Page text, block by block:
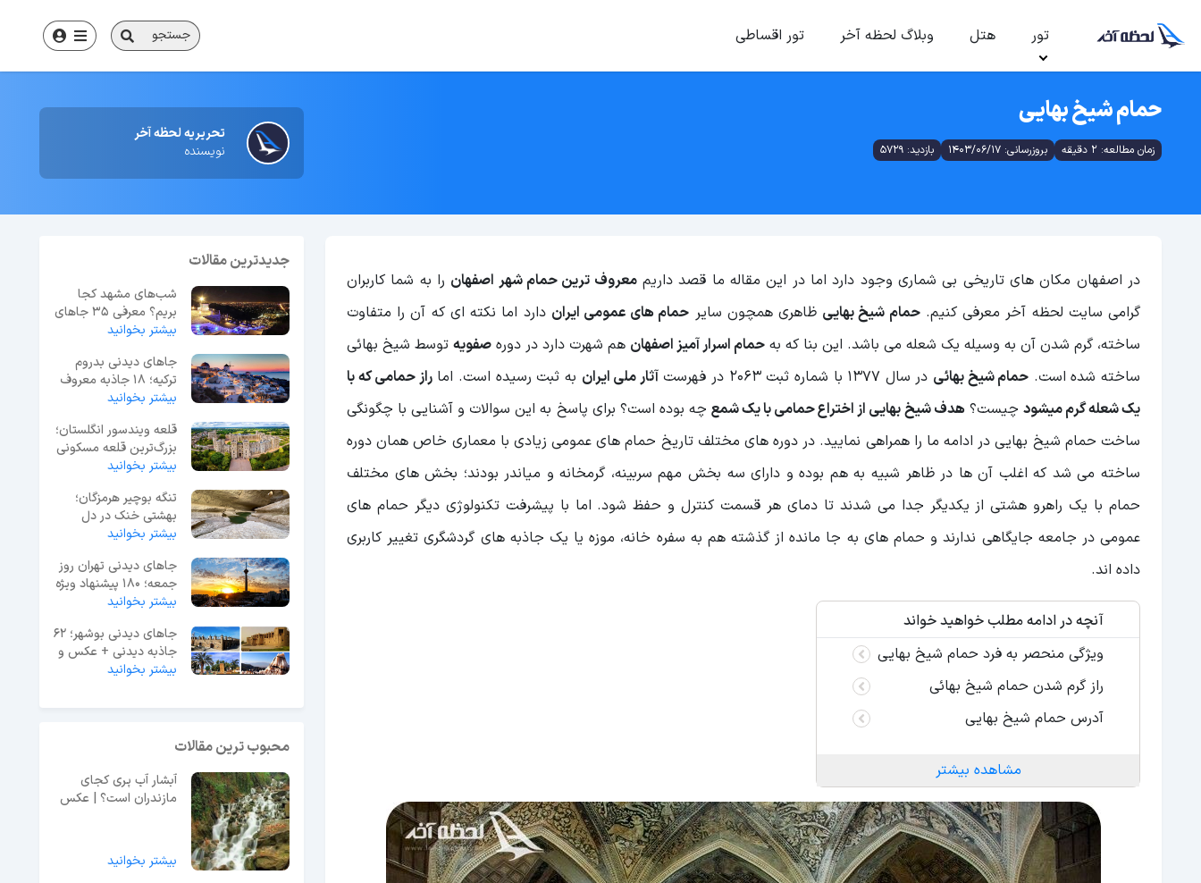
تور هتل وبلاگ لحظه آخر تور اقساطی جستجو
حمام شیخ بهایی
زمان مطالعه: 2 دقیقه بروزرسانی: 1403/06/17 بازدید: 5729
تحریریه لحظه آخر
نویسنده
در اصفهان مکان های تاریخی بی شماری وجود دارد اما در این مقاله ما قصد داریممعروف ترین حمام شهر اصفهان را به شما کاربران
گرامی سایت لحظه آخر معرفی کنیم.حمام شیخ بهایی ظاهری همچون سایر حمام های عمومی ایران دارد اما نکته ای که آن را متفاوت
ساخته، گرم شدن آن به وسیله یک شعله می باشد. این بنا که به حمام اسرار آمیز اصفهان هم شهرت دارد در دوره صفویه توسط شیخ بهائی
ساخته شده است. حمام شیخ بهائی در سال 1377 با شماره ثبت 2063 در فهرست آثار ملی ایران به ثبت رسیده است. اماراز حمامی که با
یک شعله گرم میشود چیست؟ هدف شیخ بهایی از اختراع حمامی با یک شمع چه بوده است؟ برای پاسخ به این سوالات و آشنایی با چگونگی
ساخت حمام شیخ بهایی در ادامه ما را همراهی نمایید. در دوره های مختلف تاریخ حمام های عمومی زیادی با معماری خاص همان دوره
ساخته می شد که اغلب آن ها در ظاهر شبیه به هم بوده و دارای سه بخش مهم سربینه، گرمخانه و میاندر بودند؛ بخش های مختلف
حمام با یک راهرو هشتی از یکدیگر جدا می شدند تا دمای هر قسمت کنترل و حفظ شود. اما با پیشرفت تکنولوژی دیگر حمام های
عمومی در جامعه جایگاهی ندارند و حمام های به جا مانده از گذشته هم به سفره خانه، موزه یا یک جاذبه های گردشگری تغییر کاربری
داده اند.
آنچه در ادامه مطلب خواهید خواند
ویژگی منحصر به فرد حمام شیخ بهایی
راز گرم شدن حمام شیخ بهائی
آدرس حمام شیخ بهایی
مشاهده بیشتر
جدیدترین مقالات
شب‌های مشهد کجا
بریم؟ معرفی 35 جاهای
دیدنی مشهد در شب
بیشتر بخوانید
جاهای دیدنی بدروم
ترکیه؛ 18 جاذبه معروف
+ عکس و آدرس
بیشتر بخوانید
قلعه ویندسور انگلستان؛
بزرگ‌ترین قلعه مسکونی
جهان
بیشتر بخوانید
تنگه بوچیر هرمزگان؛
بهشتی خنک در دل
گرمای جنوب ایران
بیشتر بخوانید
جاهای دیدنی تهران روز
جمعه؛ 180 پیشنهاد ویژه
آخر هفته
بیشتر بخوانید
جاهای دیدنی بوشهر؛ 62
جاذبه دیدنی + عکس و
آدرس
بیشتر بخوانید
محبوب ترین مقالات
آبشار آب پری کجای
مازندران است؟ | عکس
بیشتر بخوانید